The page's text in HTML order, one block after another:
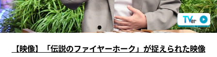
【映像】「伝説のファイヤーホーク」が捉えられた映像